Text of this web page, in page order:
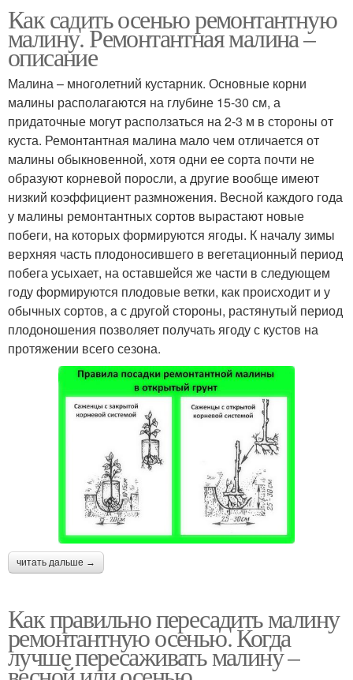
Как садить осенью ремонтантную
малину. Ремонтантная малина –
описание
Малина – многолетний кустарник. Основные корни
малины располагаются на глубине 15-30 см, а
придаточные могут расползаться на 2-3 м в стороны от
куста. Ремонтантная малина мало чем отличается от
малины обыкновенной, хотя одни ее сорта почти не
образуют корневой поросли, а другие вообще имеют
низкий коэффициент размножения. Весной каждого года
у малины ремонтантных сортов вырастают новые
побеги, на которых формируются ягоды. К началу зимы
верхняя часть плодоносившего в вегетационный период
побега усыхает, на оставшейся же части в следующем
году формируются плодовые ветки, как происходит и у
обычных сортов, a с другой стороны, растянутый период
плодоношения позволяет получать ягоду с кустов на
протяжении всего сезона.
читать дальше →
Как правильно пересадить малину
ремонтантную осенью. Когда
лучше пересаживать малину –